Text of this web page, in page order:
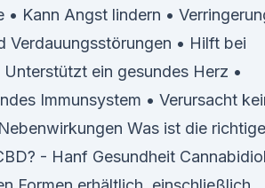
• Kann Angst lindern •
Verdauungsstörungen • Hilft bei
Unterstützt ein gesundes Herz •
Immunsystem • Verursacht
Was ist die richtige
- Hanf Gesundheit Cannabidiol